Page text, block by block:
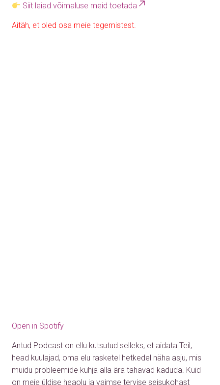
Siit leiad võimaluse meid toetada
Aitäh, et oled osa meie tegemistest.
Open in Spotify
Antud Podcast on ellu kutsutud selleks, et aidata Teil,
head kuulajad, oma elu rasketel hetkedel näha asju, mis
muidu probleemide kuhja alla ära tahavad kaduda. Kuid
on meie üldise heaolu ja vaimse tervise seisukohast